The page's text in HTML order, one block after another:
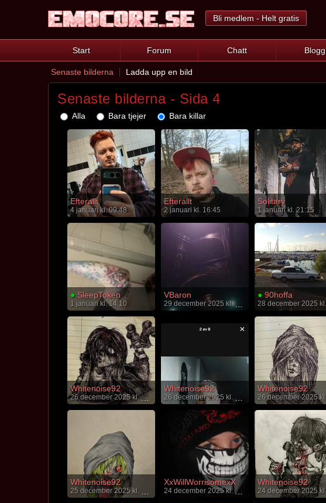
Bli medlem - Helt gratis
Start Forum Chatt Blogg
Senaste bilderna Ladda upp en bild
Senaste bilderna - Sida 4
Alla Bara tjejer Bara killar
Efterallt
4 januari kl. 09:48
Efterallt
2 januari kl. 16:45
Solitary
1 januari kl. 21:15
●SleepToken
1 januari kl. 14:10
VBaron
29 december 2025 kl. 23:27
●90hoffa
Whitenoise92
26 december 2025 kl. 16:14
Whitenoise92
Whitenoise92
Whitenoise92
XxWillWorrisomexX
24 december 2025 kl. 22:59
Whitenoise92